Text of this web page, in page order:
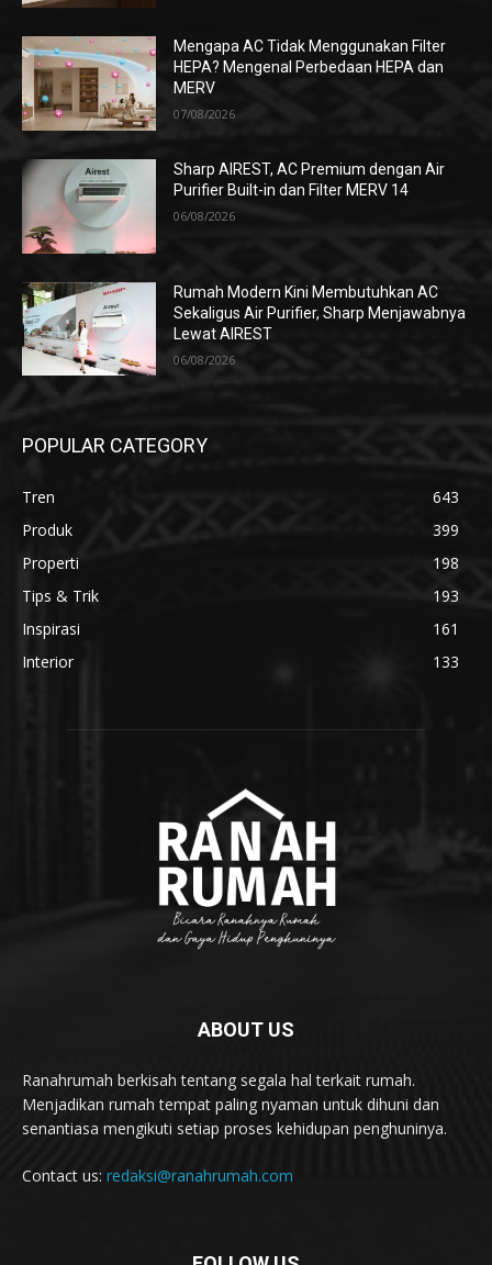
Mengapa AC Tidak Menggunakan Filter
HEPA? Mengenal Perbedaan HEPA dan
MERV
07/08/2026
Sharp AIREST, AC Premium dengan Air
Purifier Built-in dan Filter MERV 14
06/08/2026
Rumah Modern Kini Membutuhkan AC
Sekaligus Air Purifier, Sharp Menjawabnya
Lewat AIREST
06/08/2026
POPULAR CATEGORY
Tren
643
Produk
399
Properti
198
Tips & Trik
193
Inspirasi
161
Interior
133
ABOUT US
Ranahrumah berkisah tentang segala hal terkait rumah.
Menjadikan rumah tempat paling nyaman untuk dihuni dan
senantiasa mengikuti setiap proses kehidupan penghuninya.
Contact us: redaksi@ranahrumah.com